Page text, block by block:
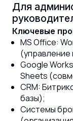
Для
Ключевые
MS Office:
Google
Sheets
CRM:
базы);
Системы